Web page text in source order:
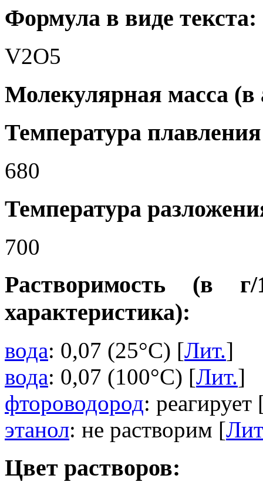
Формула в виде текста:
V2O5
Молекулярная масса (в
Температура
680
Температура
700
Растворимость (в
характеристика):
вода: 0,07 (25°C) [Лит.]
вода: 0,07 (100°C) [Лит.]
фтороводород: реагирует
этанол: не растворим [
Цвет растворов: